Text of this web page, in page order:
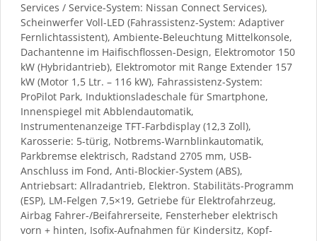
Services / Service-System: Nissan Connect Services),
Scheinwerfer Voll-LED (Fahrassistenz-System: Adaptiver
Fernlichtassistent), Ambiente-Beleuchtung Mittelkonsole,
Dachantenne im Haifischflossen-Design, Elektromotor 150
kW (Hybridantrieb), Elektromotor mit Range Extender 157
kW (Motor 1,5 Ltr. – 116 kW), Fahrassistenz-System:
ProPilot Park, Induktionsladeschale für Smartphone,
Innenspiegel mit Abblendautomatik,
Instrumentenanzeige TFT-Farbdisplay (12,3 Zoll),
Karosserie: 5-türig, Notbrems-Warnblinkautomatik,
Parkbremse elektrisch, Radstand 2705 mm, USB-
Anschluss im Fond, Anti-Blockier-System (ABS),
Antriebsart: Allradantrieb, Elektron. Stabilitäts-Programm
(ESP), LM-Felgen 7,5×19, Getriebe für Elektrofahrzeug,
Airbag Fahrer-/Beifahrerseite, Fensterheber elektrisch
vorn + hinten, Isofix-Aufnahmen für Kindersitz, Kopf-